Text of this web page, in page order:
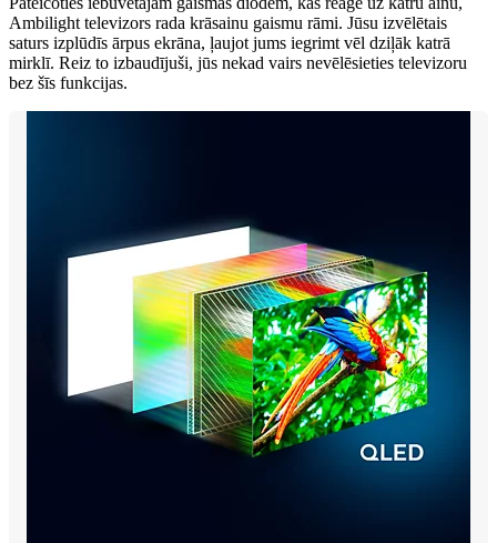
Ambilight televizors rada krāsainu gaismu rāmi. Jūsu izvēlētais
saturs izplūdīs ārpus ekrāna, ļaujot jums iegrimt vēl dziļāk katrā
mirklī. Reiz to izbaudījuši, jūs nekad vairs nevēlēsieties televizoru
bez šīs funkcijas.